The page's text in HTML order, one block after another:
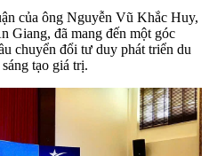
của ông Nguyễn Vũ Khắc Huy,
Giang, đã mang đến một góc
chuyển đổi tư duy phát triển du
tạo giá trị.